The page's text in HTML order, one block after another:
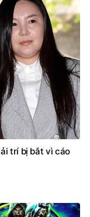
trí bị bắt vì cáo